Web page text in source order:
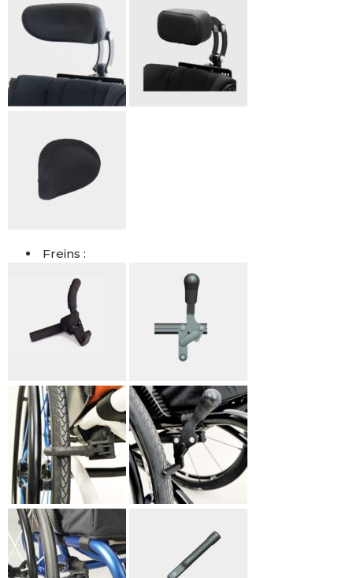
Freins :